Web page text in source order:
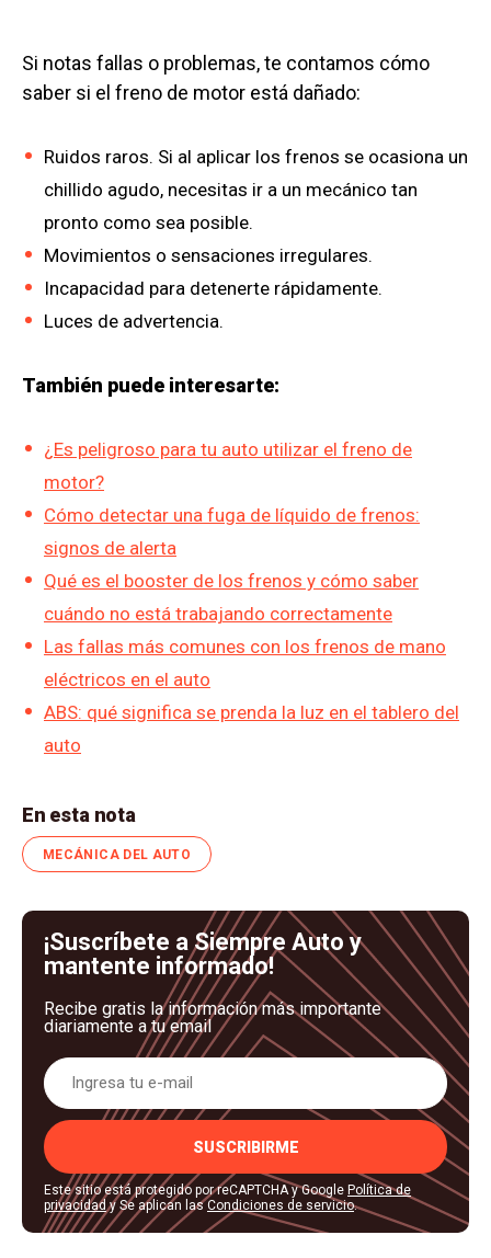
Si notas fallas o problemas, te contamos cómo
saber si el freno de motor está dañado:
Ruidos raros. Si al aplicar los frenos se ocasiona un
chillido agudo, necesitas ir a un mecánico tan
pronto como sea posible.
Movimientos o sensaciones irregulares.
Incapacidad para detenerte rápidamente.
Luces de advertencia.
También puede interesarte:
¿Es peligroso para tu auto utilizar el freno de
motor?
Cómo detectar una fuga de líquido de frenos:
signos de alerta
Qué es el booster de los frenos y cómo saber
cuándo no está trabajando correctamente
Las fallas más comunes con los frenos de mano
eléctricos en el auto
ABS: qué significa se prenda la luz en el tablero del
auto
En esta nota
MECÁNICA DEL AUTO
¡Suscríbete a Siempre Auto y
mantente informado!
Recibe gratis la información más importante
diariamente a tu email
SUSCRIBIRME
Este sitio está protegido por reCAPTCHA y Google Política de
privacidady Se aplican lasCondiciones de servicio.